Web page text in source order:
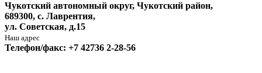
Чукотский автономный округ, Чукотский район,
689300, с. Лаврентия,
ул. Советская, д.15
Наш адрес
Телефон/факс: +7 42736 2-28-56